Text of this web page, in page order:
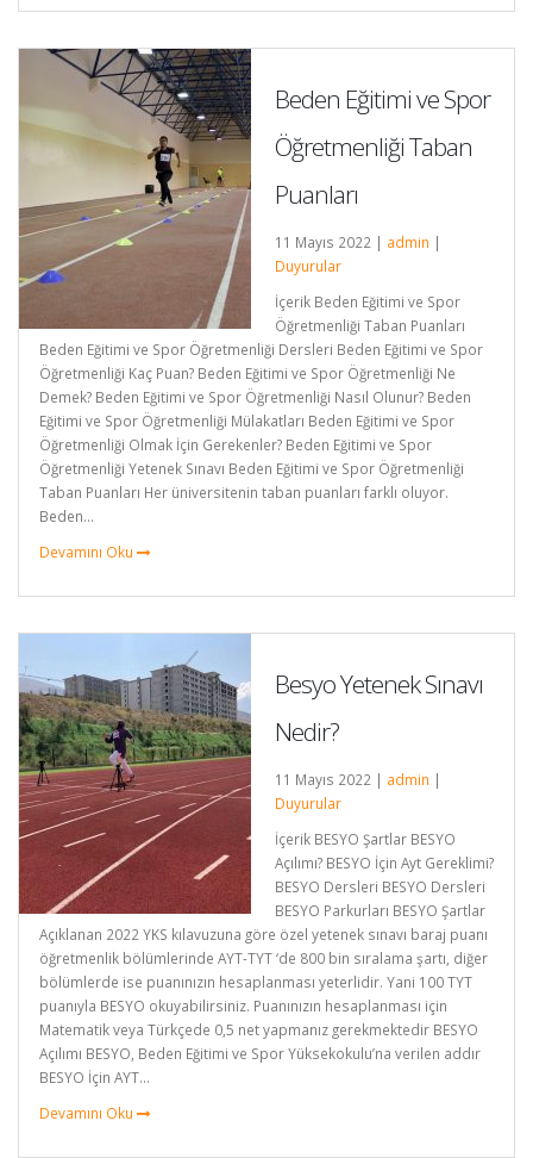
Beden Eğitimi ve Spor
Öğretmenliği Taban
Puanları
11 Mayıs 2022 | admin |
Duyurular
İçerik Beden Eğitimi ve Spor
Öğretmenliği Taban Puanları
Beden Eğitimi ve Spor Öğretmenliği Dersleri Beden Eğitimi ve Spor
Öğretmenliği Kaç Puan? Beden Eğitimi ve Spor Öğretmenliği Ne
Demek? Beden Eğitimi ve Spor Öğretmenliği Nasıl Olunur? Beden
Eğitimi ve Spor Öğretmenliği Mülakatları Beden Eğitimi ve Spor
Öğretmenliği Olmak İçin Gerekenler? Beden Eğitimi ve Spor
Öğretmenliği Yetenek Sınavı Beden Eğitimi ve Spor Öğretmenliği
Taban Puanları Her üniversitenin taban puanları farklı oluyor.
Beden...
Devamını Oku
Besyo Yetenek Sınavı
Nedir?
11 Mayıs 2022 | admin |
Duyurular
İçerik BESYO Şartlar BESYO
Açılımı? BESYO İçin Ayt Gereklimi?
BESYO Dersleri BESYO Dersleri
BESYO Parkurları BESYO Şartlar
Açıklanan 2022 YKS kılavuzuna göre özel yetenek sınavı baraj puanı
öğretmenlik bölümlerinde AYT-TYT ‘de 800 bin sıralama şartı, diğer
bölümlerde ise puanınızın hesaplanması yeterlidir. Yani 100 TYT
puanıyla BESYO okuyabilirsiniz. Puanınızın hesaplanması için
Matematik veya Türkçede 0,5 net yapmanız gerekmektedir BESYO
Açılımı BESYO, Beden Eğitimi ve Spor Yüksekokulu’na verilen addır
BESYO İçin AYT...
Devamını Oku